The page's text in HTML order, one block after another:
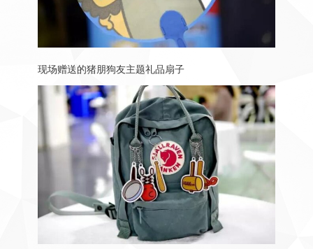
现场赠送的猪朋狗友主题礼品扇子